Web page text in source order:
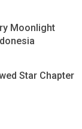
Moonlight
Star Chapter